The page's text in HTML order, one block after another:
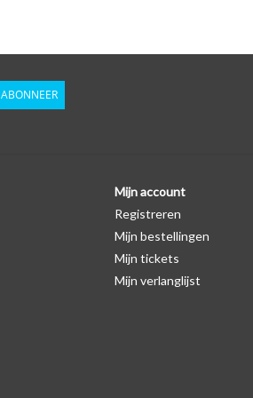
zichtbaar is. U kunt dit zelf nagaan
Levering
Merk: SleutelCover
Geschikt voor: Seat
Gewicht: 20g
Materiaal: Siliconen
ABONNEER
Mijn account
Registreren
Mijn bestellingen
Mijn tickets
Mijn verlanglijst